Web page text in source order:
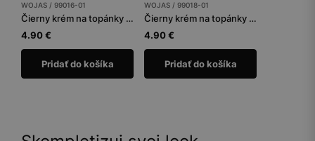
WOJAS / 99016-01
Čierny krém na topánky tuba 75 ml
4.90 €
Pridať do košíka
WOJAS / 99018-01
Čierny krém na topánky 50 ml
4.90 €
Pridať do košíka